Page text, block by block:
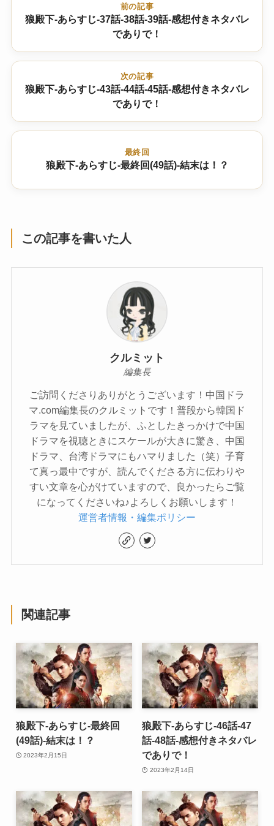
前の記事
狼殿下-あらすじ-37話-38話-39話-感想付きネタバレ
でありで！
次の記事
狼殿下-あらすじ-43話-44話-45話-感想付きネタバレ
でありで！
最終回
狼殿下-あらすじ-最終回(49話)-結末は！？
この記事を書いた人
クルミット
編集長
ご訪問くださりありがとうございます！中国ドラ
マ.com編集長のクルミットです！普段から韓国ド
ラマを見ていましたが、ふとしたきっかけで中国
ドラマを視聴ときにスケールが大きに驚き、中国
ドラマ、台湾ドラマにもハマりました（笑）子育
て真っ最中ですが、読んでくださる方に伝わりや
すい文章を心がけていますので、良かったらご覧
になってくださいね♪よろしくお願いします！
運営者情報・編集ポリシー
関連記事
狼殿下-あらすじ-最終回
(49話)-結末は！？
2023年2月15日
狼殿下-あらすじ-46話-47
話-48話-感想付きネタバレ
でありで！
2023年2月14日